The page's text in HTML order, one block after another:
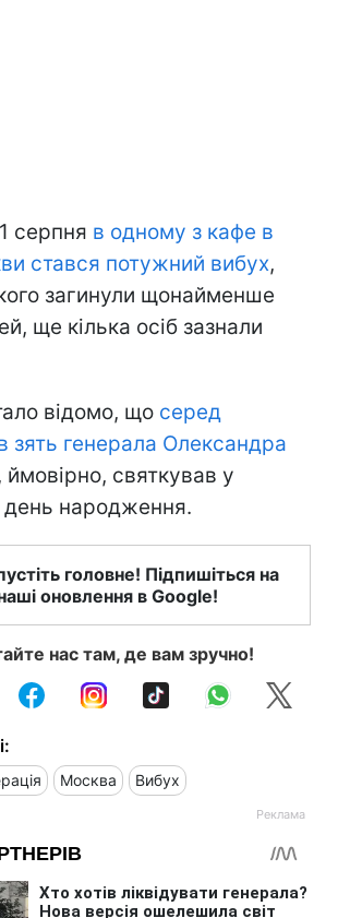
серпня в одному з кафе в
стався потужний вибух,
загинули щонайменше
ще кілька осіб зазнали
відомо, що серед
зять генерала Олександра
ймовірно, святкував у
день народження.
головне! Підпишіться на
оновлення в Google!
нас там, де вам зручно!
Москва Вибух